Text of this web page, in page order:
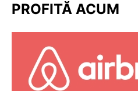
PROFITĂ ACUM